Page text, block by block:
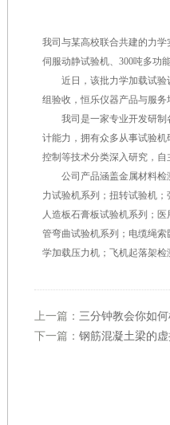
我司与某高校联合共建的力
伺服动静试验机、300吨多功
近日，该批力学加载试验
组验收，恒乐仪器产品与服
我司是一家专业开发研制
计能力，拥有众多从事试验
控制等技术分类深入研究，
公司产品涵盖金属材料检
力试验机系列；扭转试验机
人造板石膏板试验机系列；
管弯曲试验机系列；电缆绳
学加载压力机；飞机起落架
上一篇： 三分钟教会你如
下一篇： 钢筋混凝土梁的